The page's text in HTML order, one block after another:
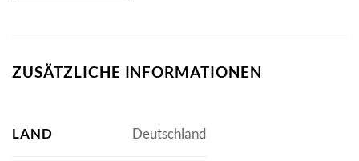
ZUSÄTZLICHE INFORMATIONEN
LAND Deutschland